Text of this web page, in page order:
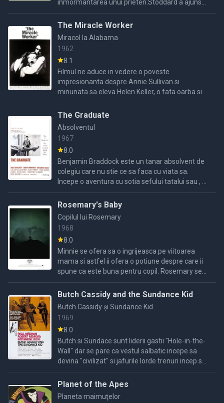
inmormantarea unui prieten.Stoddard a ajuns
faimos pentru ca l a ucis pe un cunoscut
The Miracle Worker
Miracol la Alabama
1962
8.1
Filmul ne aduce in vedere o poveste
impresionanta despre Annie Sullivan si
minunata sa eleva Helen Keller, o fata oarba si
surda. Hellen, din cauza unor medicamente
The Graduate
Absolventul
1967
8.0
Benjamin Braddock este un tanar absolvent de
colegiu care nu stie ce sa faca cu viata sa.
Incepe o aventura cu sotia sefului tatalui sau , el
nu poate deloc interpreta lumea adultilor si
spera prin ...
Rosemary's Baby
Copilul lui Rosemary
1968
8.0
Minnie se ofera sa o ingrijeasca pe viitoarea
mama si astfel ii ofera o potiune despre care ii
spune ca este buna pentru copil. Rosemary se
simte din ce in ce mai rau...
Butch Cassidy and the Sundance Kid
Butch Cassidy și Sundance Kid
1969
8.0
Butch si Sundace sunt liderii gastii "Hole-in-the-
Wall" dar se pare ca vestul salbatic incepe sa
devina "civilizat" si jafurile lorde trenuri incep sa
ii pun pe oamenii legi pe urmele lor , ...
Planet of the Apes
Planeta maimuţelor